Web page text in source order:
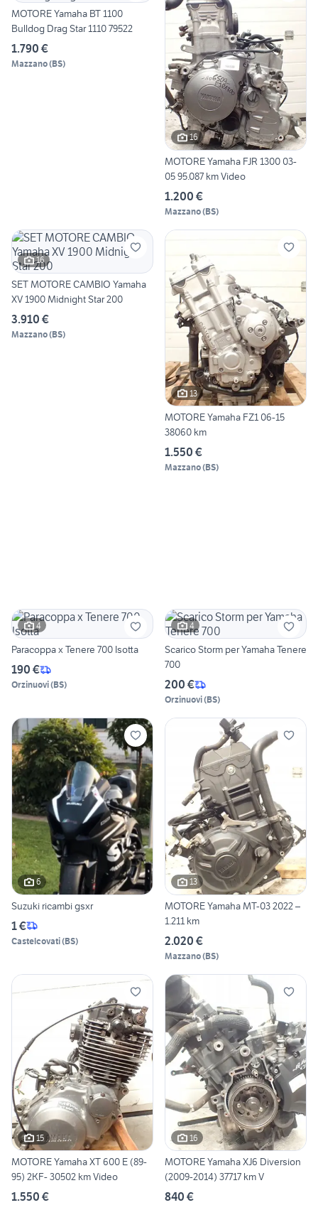
MOTORE Yamaha BT 1100
Bulldog Drag Star 1110 79522
1.790 €
Mazzano(BS)
16
MOTORE Yamaha FJR 1300 03-
05 95.087 km Video
1.200 €
Mazzano(BS)
16
SET MOTORE CAMBIO Yamaha
XV 1900 Midnight Star 200
3.910 €
Mazzano(BS)
13
MOTORE Yamaha FZ1 06-15
38060 km
1.550 €
Mazzano(BS)
4
Paracoppa x Tenere 700 Isotta
190 €
Orzinuovi(BS)
4
Scarico Storm per Yamaha Tenere
700
200 €
Orzinuovi(BS)
6
Suzuki ricambi gsxr
1 €
Castelcovati(BS)
13
MOTORE Yamaha MT-03 2022 –
1.211 km
2.020 €
Mazzano(BS)
15
MOTORE Yamaha XT 600 E (89-
95) 2KF- 30502 km Video
1.550 €
16
MOTORE Yamaha XJ6 Diversion
(2009-2014) 37717 km V
840 €